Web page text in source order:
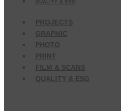
QUALITY & ESG
PROJECTS
GRAPHIC
PHOTO
PRINT
FILM & SCANS
QUALITY & ESG